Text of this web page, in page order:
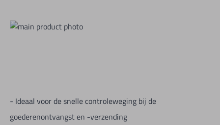
- Ideaal voor de snelle controleweging bij de
goederenontvangst en -verzending